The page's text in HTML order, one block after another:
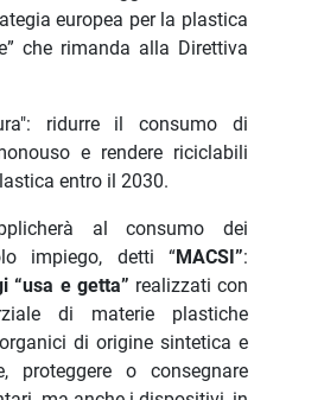
europea per la plastica
che rimanda alla Direttiva
ridurre il consumo di
e rendere riciclabili
entro il 2030.
al consumo dei
impiego, detti “MACSI”:
“usa e getta” realizzati con
di materie plastiche
di origine sintetica e
proteggere o consegnare